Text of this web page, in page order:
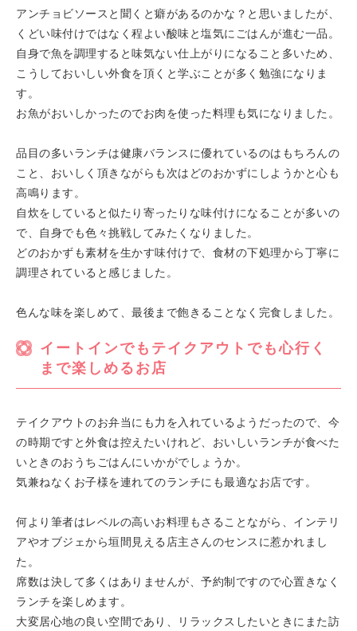
アンチョビソースと聞くと癖があるのかな？と思いましたが、
くどい味付けではなく程よい酸味と塩気にごはんが進む一品。
自身で魚を調理すると味気ない仕上がりになること多いため、
こうしておいしい外食を頂くと学ぶことが多く勉強になりま
す。
お魚がおいしかったのでお肉を使った料理も気になりました。
品目の多いランチは健康バランスに優れているのはもちろんの
こと、おいしく頂きながらも次はどのおかずにしようかと心も
高鳴ります。
自炊をしていると似たり寄ったりな味付けになることが多いの
で、自身でも色々挑戦してみたくなりました。
どのおかずも素材を生かす味付けで、食材の下処理から丁寧に
調理されていると感じました。
色んな味を楽しめて、最後まで飽きることなく完食しました。
イートインでもテイクアウトでも心行く
まで楽しめるお店
テイクアウトのお弁当にも力を入れているようだったので、今
の時期ですと外食は控えたいけれど、おいしいランチが食べた
いときのおうちごはんにいかがでしょうか。
気兼ねなくお子様を連れてのランチにも最適なお店です。
何より筆者はレベルの高いお料理もさることながら、インテリ
アやオブジェから垣間見える店主さんのセンスに惹かれまし
た。
席数は決して多くはありませんが、予約制ですので心置きなく
ランチを楽しめます。
大変居心地の良い空間であり、リラックスしたいときにまた訪